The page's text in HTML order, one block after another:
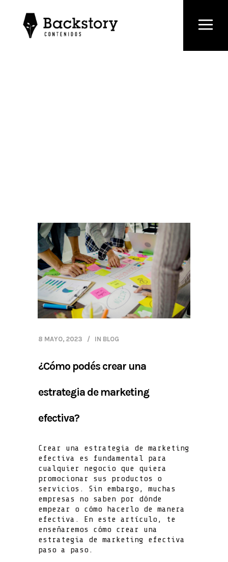
8 MAYO, 2023 IN BLOG
¿Cómo podés crear una
estrategia de marketing
efectiva?
Crear una estrategia de marketing
efectiva es fundamental para
cualquier negocio que quiera
promocionar sus productos o
servicios. Sin embargo, muchas
empresas no saben por dónde
empezar o cómo hacerlo de manera
efectiva. En este artículo, te
enseñaremos cómo crear una
estrategia de marketing efectiva
paso a paso.